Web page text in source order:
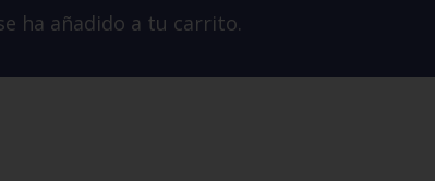
ha añadido a tu carrito.